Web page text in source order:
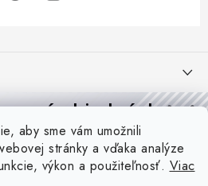
aby sme vám umožnili
stránky a vďaka analýze
výkon a použiteľnosť. Viac
od zmluvy
údajov
prvú objednávku
aj praktické tipy,vďaka ktorým
lepšie a platiť menej.